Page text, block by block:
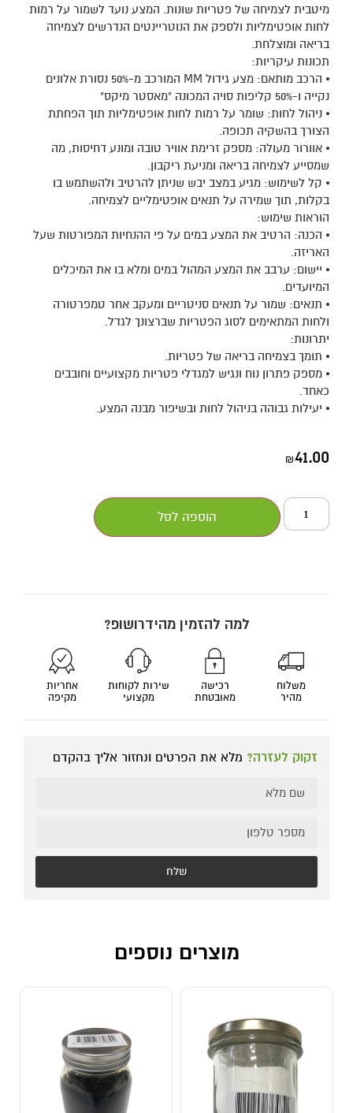
מיטבית לצמיחה של פטריות שונות. המצע נועד לשמור על רמות
לחות אופטימליות ולספק את הנוטריינטים הנדרשים לצמיחה
בריאה ומוצלחת.
תכונות עיקריות:
⦁ הרכב מותאם: מצע גידול MM המורכב מ-50% נסורת אלונים
נקייה ו-50% קליפות סויה המכונה "מאסטר מיקס"
⦁ ניהול לחות: שומר על רמות לחות אופטימליות תוך הפחתת
הצורך בהשקיה תכופה.
⦁ אוורור מעולה: מספק זרימת אוויר טובה ומונע דחיסות, מה
שמסייע לצמיחה בריאה ומניעת ריקבון.
⦁ קל לשימוש: מגיע במצב יבש שניתן להרטיב ולהשתמש בו
בקלות, תוך שמירה על תנאים אופטימליים לצמיחה.
הוראות שימוש:
⦁ הכנה: הרטיב את המצע במים על פי ההנחיות המפורטות שעל
האריזה.
⦁ יישום: ערבב את המצע המהול במים ומלא בו את המיכלים
המיועדים.
⦁ תנאים: שמור על תנאים סניטריים ומעקב אחר טמפרטורה
ולחות המתאימים לסוג הפטריות שברצונך לגדל.
יתרונות:
⦁ תומך בצמיחה בריאה של פטריות.
⦁ מספק פתרון נוח ונגיש למגדלי פטריות מקצועיים וחובבים
כאחד.
⦁ יעילות גבוהה בניהול לחות ובשיפור מבנה המצע.
₪41.00
הוספה לסל
למה להזמין מהידרושופ?
משלוח
מהיר
רכישה
מאובטחת
שירות לקוחות
מקצועי
אחריות
מקיפה
זקוק לעזרה? מלא את הפרטים ונחזור אליך בהקדם
שלח
מוצרים נוספים